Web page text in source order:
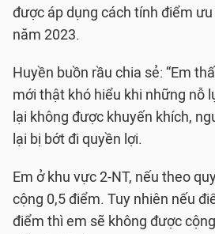
được áp dụng cách tính điểm
năm 2023.
Huyền buồn rầu chia sẻ: “Em
mới thật khó hiểu khi những nỗ
lại không được khuyến khích,
lại bị bớt đi quyền lợi.
Em ở khu vực 2-NT, nếu theo
cộng 0,5 điểm. Tuy nhiên nếu
điểm thì em sẽ không được